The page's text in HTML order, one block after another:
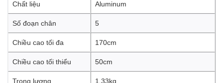
Chất liệu Aluminum
Số đoạn chân 5
Chiều cao tối đa 170cm
Chiều cao tối thiểu 50cm
Trọng lượng 1.33kg